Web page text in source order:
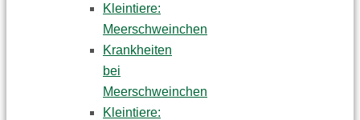
Kleintiere:
Meerschweinchen
Krankheiten
bei
Meerschweinchen
Kleintiere: